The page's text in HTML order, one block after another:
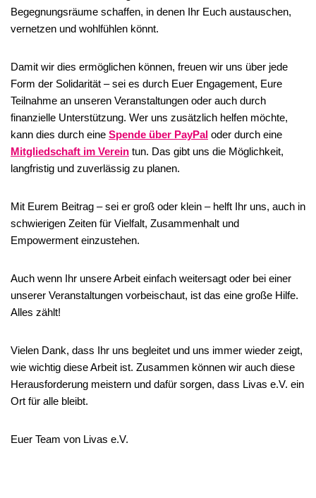
Begegnungsräume schaffen, in denen Ihr Euch austauschen,
vernetzen und wohlfühlen könnt.
Damit wir dies ermöglichen können, freuen wir uns über jede
Form der Solidarität – sei es durch Euer Engagement, Eure
Teilnahme an unseren Veranstaltungen oder auch durch
finanzielle Unterstützung. Wer uns zusätzlich helfen möchte,
kann dies durch eine Spende über PayPal oder durch eine
Mitgliedschaft im Verein tun. Das gibt uns die Möglichkeit,
langfristig und zuverlässig zu planen.
Mit Eurem Beitrag – sei er groß oder klein – helft Ihr uns, auch in
schwierigen Zeiten für Vielfalt, Zusammenhalt und
Empowerment einzustehen.
Auch wenn Ihr unsere Arbeit einfach weitersagt oder bei einer
unserer Veranstaltungen vorbeischaut, ist das eine große Hilfe.
Alles zählt!
Vielen Dank, dass Ihr uns begleitet und uns immer wieder zeigt,
wie wichtig diese Arbeit ist. Zusammen können wir auch diese
Herausforderung meistern und dafür sorgen, dass Livas e.V. ein
Ort für alle bleibt.
Euer Team von Livas e.V.